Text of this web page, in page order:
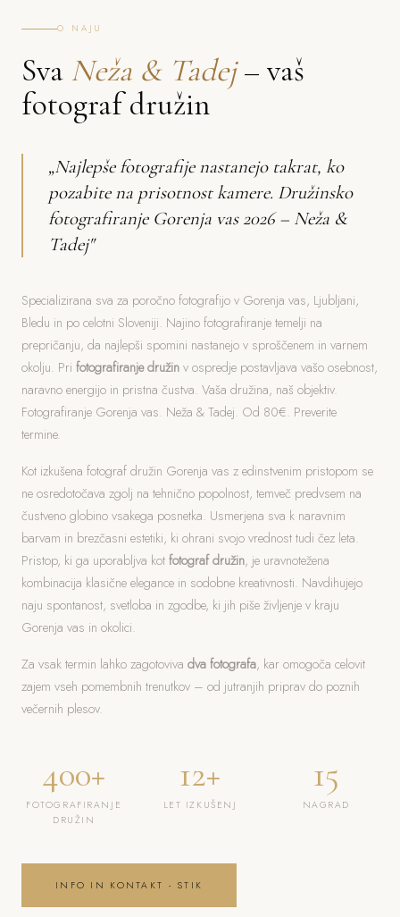
O NAJU
Sva Neža & Tadej– vaš
fotograf družin
„Najlepše fotografije nastanejo takrat, ko
pozabite na prisotnost kamere. Družinsko
fotografiranje Gorenja vas 2026 – Neža &
Tadej"
Specializirana sva za poročno fotografijo v Gorenja vas, Ljubljani,
Bledu in po celotni Sloveniji. Najino fotografiranje temelji na
prepričanju, da najlepši spomini nastanejo v sproščenem in varnem
okolju. Pri fotografiranje družin v ospredje postavljava vašo osebnost,
naravno energijo in pristna čustva. Vaša družina, naš objektiv.
Fotografiranje Gorenja vas. Neža & Tadej. Od 80€. Preverite
termine.
Kot izkušena fotograf družin Gorenja vas z edinstvenim pristopom se
ne osredotočava zgolj na tehnično popolnost, temveč predvsem na
čustveno globino vsakega posnetka. Usmerjena sva k naravnim
barvam in brezčasni estetiki, ki ohrani svojo vrednost tudi čez leta.
Pristop, ki ga uporabljva kot fotograf družin, je uravnotežena
kombinacija klasične elegance in sodobne kreativnosti. Navdihujejo
naju spontanost, svetloba in zgodbe, ki jih piše življenje v kraju
Gorenja vas in okolici.
Za vsak termin lahko zagotoviva dva fotografa, kar omogoča celovit
zajem vseh pomembnih trenutkov – od jutranjih priprav do poznih
večernih plesov.
400+
FOTOGRAFIRANJE
DRUŽIN
12+
LET IZKUŠENJ
15
NAGRAD
INFO IN KONTAKT - STIK